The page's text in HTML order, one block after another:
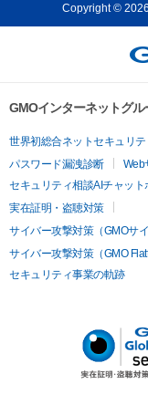
Copyright ©
GMOインターネットグ
世界初総合ネットセキュリテ
パスワード漏洩診断
Web
セキュリティ相談AIチャット
実在証明・盗聴対策
サイバー攻撃対策（GMOサ
サイバー攻撃対策（GMO Flatt
セキュリティ事業の軌跡